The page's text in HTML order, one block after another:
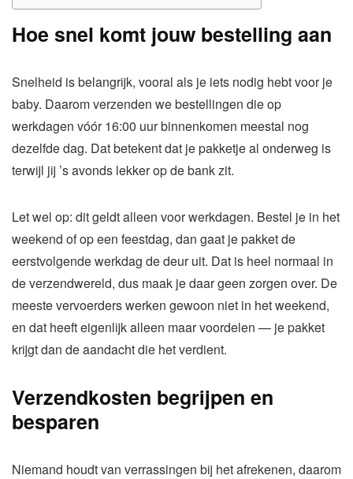
Hoe snel komt jouw bestelling aan
Snelheid is belangrijk, vooral als je iets nodig hebt voor je
baby. Daarom verzenden we bestellingen die op
werkdagen vóór 16:00 uur binnenkomen meestal nog
dezelfde dag. Dat betekent dat je pakketje al onderweg is
terwijl jij ’s avonds lekker op de bank zit.
Let wel op: dit geldt alleen voor werkdagen. Bestel je in het
weekend of op een feestdag, dan gaat je pakket de
eerstvolgende werkdag de deur uit. Dat is heel normaal in
de verzendwereld, dus maak je daar geen zorgen over. De
meeste vervoerders werken gewoon niet in het weekend,
en dat heeft eigenlijk alleen maar voordelen — je pakket
krijgt dan de aandacht die het verdient.
Verzendkosten begrijpen en
besparen
Niemand houdt van verrassingen bij het afrekenen, daarom